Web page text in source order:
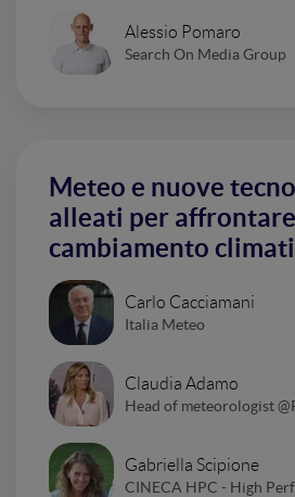
Alessio Pomaro
Search On Media Group
Meteo e nuove
alleati per affrontare
cambiamento
Carlo Cacciamani
Italia Meteo
Claudia Adamo
Head of meteorologist
Gabriella Scipione
CINECA HPC - High